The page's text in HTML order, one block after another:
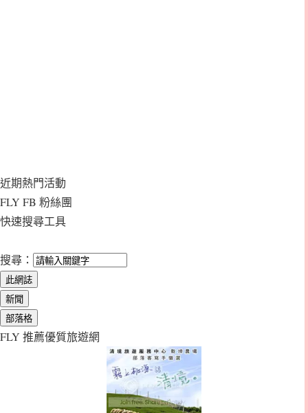
近期熱門活動
FLY FB 粉絲團
快速搜尋工具
搜尋：
FLY 推薦優質旅遊網